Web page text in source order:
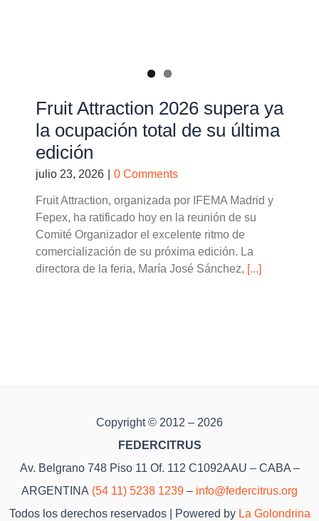
Fruit Attraction 2026 supera ya
la ocupación total de su última
edición
julio 23, 2026 0 Comments
Fruit Attraction, organizada por IFEMA Madrid y
Fepex, ha ratificado hoy en la reunión de su
Comité Organizador el excelente ritmo de
comercialización de su próxima edición. La
directora de la feria, María José Sánchez, [...]
Copyright © 2012 – 2026
FEDERCITRUS
Av. Belgrano 748 Piso 11 Of. 112 C1092AAU – CABA –
ARGENTINA (54 11) 5238 1239 – info@federcitrus.org
Todos los derechos reservados | Powered by La Golondrina